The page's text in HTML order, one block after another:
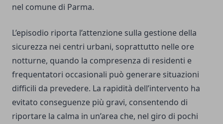
nel comune di Parma.
L’episodio riporta l’attenzione sulla gestione della
sicurezza nei centri urbani, soprattutto nelle ore
notturne, quando la compresenza di residenti e
frequentatori occasionali può generare situazioni
difficili da prevedere. La rapidità dell’intervento ha
evitato conseguenze più gravi, consentendo di
riportare la calma in un’area che, nel giro di pochi